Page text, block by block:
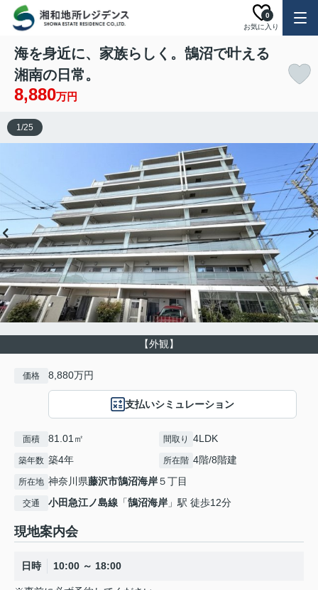
お気に入り
0
海を身近に、家族らしく。鵠沼で叶える
湘南の日常。
8,880万円
【外観】
1/25
価格 8,880万円
支払いシミュレーション
面積 81.01㎡ 間取り 4LDK
築年数 築4年 所在階 4階/8階建
所在地 神奈川県藤沢市鵠沼海岸５丁目
交通 小田急江ノ島線 「鵠沼海岸 」駅 徒歩12分
現地案内会
日時 10:00 ～ 18:00